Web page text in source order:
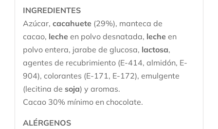
INGREDIENTES
Azúcar, cacahuete (29%), manteca de
cacao, leche en polvo desnatada, leche en
polvo entera, jarabe de glucosa, lactosa,
agentes de recubrimiento (E-414, almidón, E-
904), colorantes (E-171, E-172), emulgente
(lecitina de soja) y aromas.
Cacao 30% mínimo en chocolate.
ALÉRGENOS